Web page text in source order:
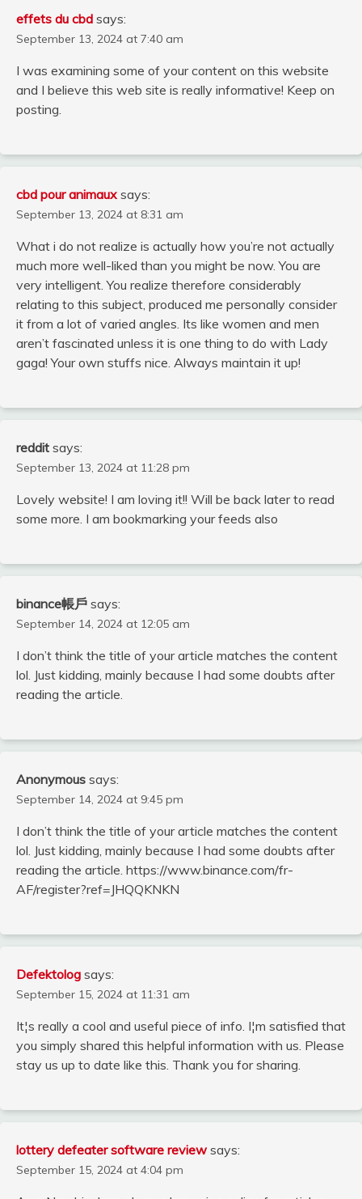
effets du cbd says:
September 13, 2024 at 7:40 am
I was examining some of your content on this website
and I believe this web site is really informative! Keep on
posting.
cbd pour animaux says:
September 13, 2024 at 8:31 am
What i do not realize is actually how you’re not actually
much more well-liked than you might be now. You are
very intelligent. You realize therefore considerably
relating to this subject, produced me personally consider
it from a lot of varied angles. Its like women and men
aren’t fascinated unless it is one thing to do with Lady
gaga! Your own stuffs nice. Always maintain it up!
reddit says:
September 13, 2024 at 11:28 pm
Lovely website! I am loving it!! Will be back later to read
some more. I am bookmarking your feeds also
binance帳戶 says:
September 14, 2024 at 12:05 am
I don’t think the title of your article matches the content
lol. Just kidding, mainly because I had some doubts after
reading the article.
Anonymous says:
September 14, 2024 at 9:45 pm
I don’t think the title of your article matches the content
lol. Just kidding, mainly because I had some doubts after
reading the article. https://www.binance.com/fr-
AF/register?ref=JHQQKNKN
Defektolog says:
September 15, 2024 at 11:31 am
It¦s really a cool and useful piece of info. I¦m satisfied that
you simply shared this helpful information with us. Please
stay us up to date like this. Thank you for sharing.
lottery defeater software review says:
September 15, 2024 at 4:04 pm